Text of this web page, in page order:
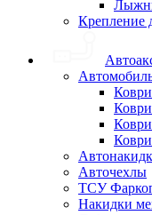
Крепление
Авточехлы
ТСУ
Накидки